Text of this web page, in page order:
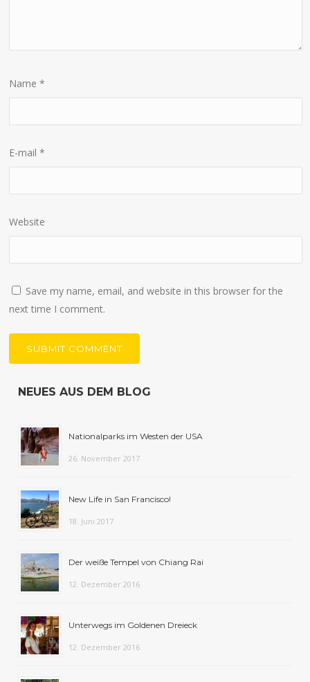
Name*
E-mail*
Website
Save my name, email, and website in this browser for the
next time I comment.
NEUES AUS DEM BLOG
Nationalparks im Westen der USA
26. November 2017
New Life in San Francisco!
18. Juni 2017
Der weiße Tempel von Chiang Rai
12. Dezember 2016
Unterwegs im Goldenen Dreieck
12. Dezember 2016